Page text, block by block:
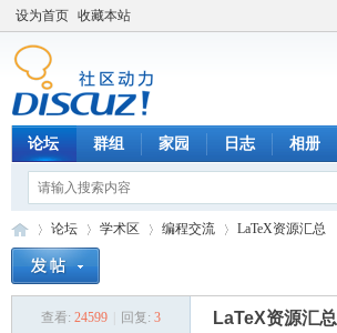
设为首页 收藏本站
论坛 群组 家园 日志 相册
论坛
›
学术区
›
编程交流
›
LaTeX资源汇总
查看: 24599 回复: 3 LaTeX资源汇总